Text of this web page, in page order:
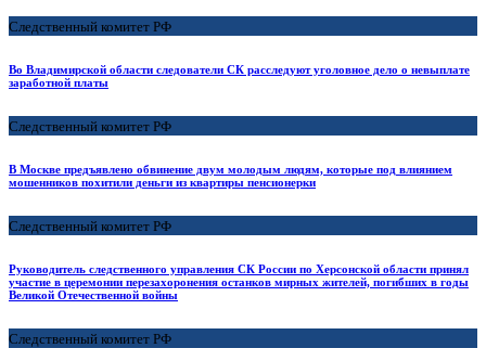
Следственный комитет РФ
Во Владимирской области следователи СК расследуют уголовное дело о невыплате
заработной платы
Следственный комитет РФ
В Москве предъявлено обвинение двум молодым людям, которые под влиянием
мошенников похитили деньги из квартиры пенсионерки
Следственный комитет РФ
Руководитель следственного управления СК России по Херсонской области принял
участие в церемонии перезахоронения останков мирных жителей, погибших в годы
Великой Отечественной войны
Следственный комитет РФ